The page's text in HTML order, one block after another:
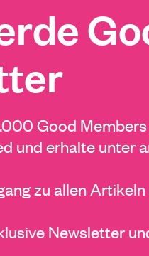
Good
und erhalte unter
zu allen
Newsletter